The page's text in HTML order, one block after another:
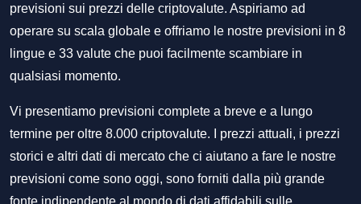
previsioni sui prezzi delle criptovalute. Aspiriamo ad
operare su scala globale e offriamo le nostre previsioni in 8
lingue e 33 valute che puoi facilmente scambiare in
qualsiasi momento.
Vi presentiamo previsioni complete a breve e a lungo
termine per oltre 8.000 criptovalute. I prezzi attuali, i prezzi
storici e altri dati di mercato che ci aiutano a fare le nostre
previsioni come sono oggi, sono forniti dalla più grande
fonte indipendente al mondo di dati affidabili sulle